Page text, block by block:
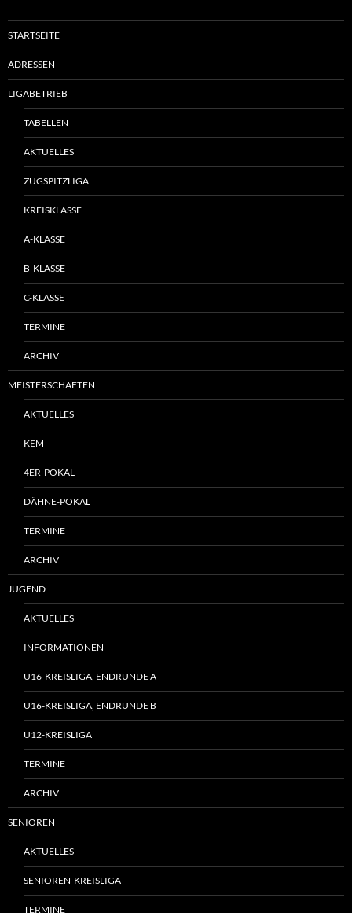
STARTSEITE
ADRESSEN
LIGABETRIEB
TABELLEN
AKTUELLES
ZUGSPITZLIGA
KREISKLASSE
A-KLASSE
B-KLASSE
C-KLASSE
TERMINE
ARCHIV
MEISTERSCHAFTEN
AKTUELLES
KEM
4ER-POKAL
DÄHNE-POKAL
TERMINE
ARCHIV
JUGEND
AKTUELLES
INFORMATIONEN
U16-KREISLIGA, ENDRUNDE A
U16-KREISLIGA, ENDRUNDE B
U12-KREISLIGA
TERMINE
ARCHIV
SENIOREN
AKTUELLES
SENIOREN-KREISLIGA
TERMINE